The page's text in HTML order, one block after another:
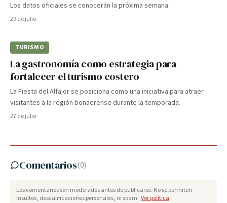
Los datos oficiales se conocerán la próxima semana.
29 de julio
TURISMO
La gastronomía como estrategia para
fortalecer el turismo costero
La Fiesta del Alfajor se posiciona como una iniciativa para atraer
visitantes a la región bonaerense durante la temporada.
27 de julio
Comentarios(0)
Los comentarios son moderados antes de publicarse. No se permiten
insultos, descalificaciones personales, ni spam. Ver política